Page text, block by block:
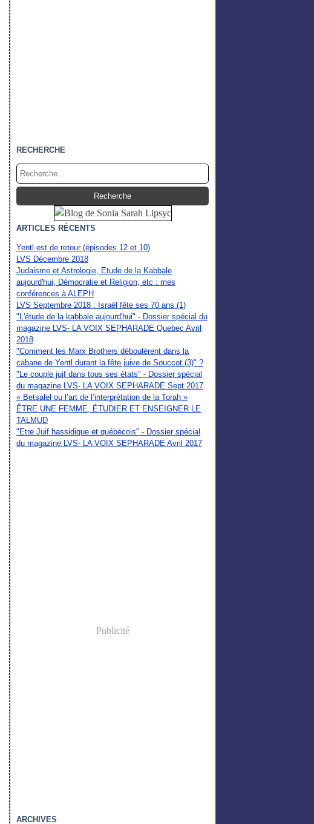
RECHERCHE
ARTICLES RÉCENTS
Yentl est de retour (épisodes 12 et 10)
LVS Décembre 2018
Judaisme et Astrologie, Etude de la Kabbale
aujourd'hui, Démocratie et Religion, etc : mes
conférences à ALEPH
LVS Septembre 2018 : Israël fête ses 70 ans (1)
"L'étude de la kabbale aujourd'hui" - Dossier spécial du
magazine LVS- LA VOIX SEPHARADE Quebec Avril
2018
"Comment les Marx Brothers déboulèrent dans la
cabane de Yentl durant la fête juive de Souccot (3)" ?
"Le couple juif dans tous ses états" - Dossier spécial
du magazine LVS- LA VOIX SEPHARADE Sept.2017
« Betsalel ou l’art de l’interprétation de la Torah »
ÊTRE UNE FEMME, ÉTUDIER ET ENSEIGNER LE
TALMUD
"Etre Juif hassidique et québécois" - Dossier spécial
du magazine LVS- LA VOIX SEPHARADE Avril 2017
Publicité
ARCHIVES